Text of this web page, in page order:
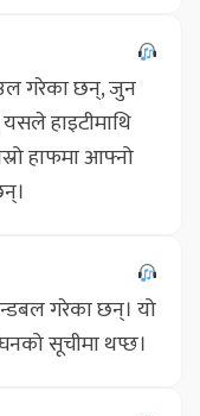
गरेका छन्, जुन
हाइटीमाथि
हाफमा आफ्नो
गरेका छन्। यो
सूचीमा थप्छ।